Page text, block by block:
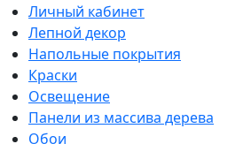
Личный кабинет
Лепной декор
Напольные покрытия
Краски
Освещение
Панели из массива дерева
Обои